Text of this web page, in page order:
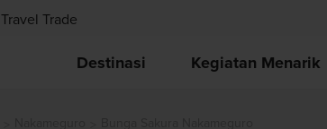
Travel Trade
Destinasi Kegiatan Menarik